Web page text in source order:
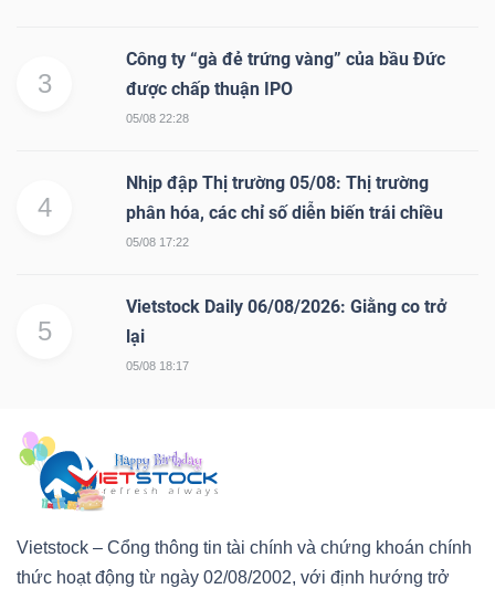
3
Công ty “gà đẻ trứng vàng” của bầu Đức
được chấp thuận IPO
05/08 22:28
4
Nhịp đập Thị trường 05/08: Thị trường
phân hóa, các chỉ số diễn biến trái chiều
05/08 17:22
5
Vietstock Daily 06/08/2026: Giằng co trở
lại
05/08 18:17
Vietstock – Cổng thông tin tài chính và chứng khoán chính
thức hoạt động từ ngày 02/08/2002, với định hướng trở
(-)
tạo
Sách
Công
cụ